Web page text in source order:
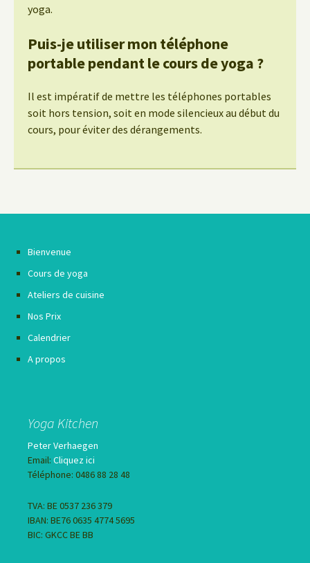
yoga.
Puis-je utiliser mon téléphone
portable pendant le cours de yoga ?
Il est impératif de mettre les téléphones portables
soit hors tension, soit en mode silencieux au début du
cours, pour éviter des dérangements.
Bienvenue
Cours de yoga
Ateliers de cuisine
Nos Prix
Calendrier
A propos
Yoga Kitchen
Peter Verhaegen
Email: Cliquez ici
Téléphone: 0486 88 28 48
TVA: BE 0537 236 379
IBAN: BE76 0635 4774 5695
BIC: GKCC BE BB